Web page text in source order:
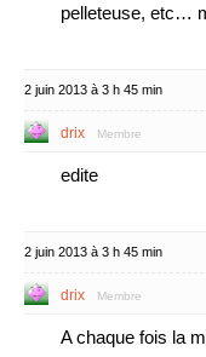
pelleteuse, etc…
2 juin 2013 à 3 h 45 min
drix Membre
edite
2 juin 2013 à 3 h 45 min
drix Membre
A chaque fois la